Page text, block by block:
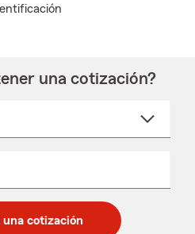
una cotización?
una cotización